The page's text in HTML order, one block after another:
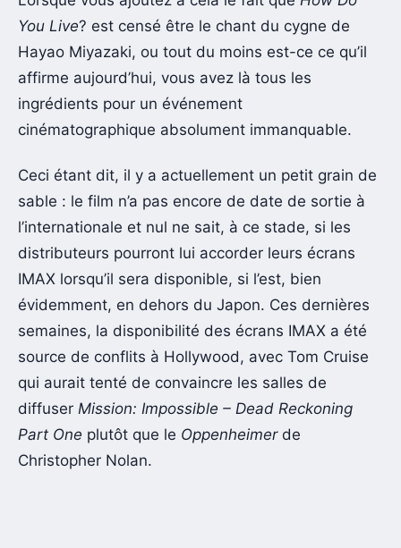
You Live? est censé être le chant du cygne de
Hayao Miyazaki, ou tout du moins est-ce ce qu’il
affirme aujourd’hui, vous avez là tous les
ingrédients pour un événement
cinématographique absolument immanquable.
Ceci étant dit, il y a actuellement un petit grain de
sable : le film n’a pas encore de date de sortie à
l’internationale et nul ne sait, à ce stade, si les
distributeurs pourront lui accorder leurs écrans
IMAX lorsqu’il sera disponible, si l’est, bien
évidemment, en dehors du Japon. Ces dernières
semaines, la disponibilité des écrans IMAX a été
source de conflits à Hollywood, avec Tom Cruise
qui aurait tenté de convaincre les salles de
diffuser Mission: Impossible – Dead Reckoning
Part One plutôt que le Oppenheimerde
Christopher Nolan.